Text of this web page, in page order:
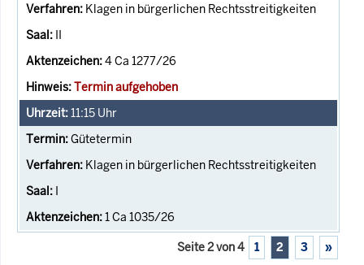
Klagen in bürgerlichen Rechtsstreitigkeiten
II
4 Ca 1277/26
Termin aufgehoben
11:15 Uhr
Gütetermin
Klagen in bürgerlichen Rechtsstreitigkeiten
I
1 Ca 1035/26
Seite 2 von 4 1 2 3 »